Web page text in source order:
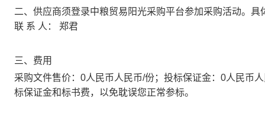
二、 供应商须登录中粮贸易阳光采购平台参加采购活动。具
联 系 人： 郑君
三、费用
采购文件售价：0人民币人民币/份；投标保证金：0人民币
标保证金和标书费，以免耽误您正常参标。